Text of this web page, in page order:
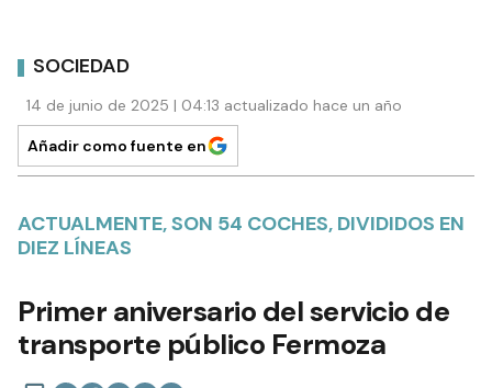
SOCIEDAD
14 de junio de 2025 | 04:13 actualizado hace un año
Añadir como fuente en
ACTUALMENTE, SON 54 COCHES, DIVIDIDOS EN
DIEZ LÍNEAS
Primer aniversario del servicio de
transporte público Fermoza